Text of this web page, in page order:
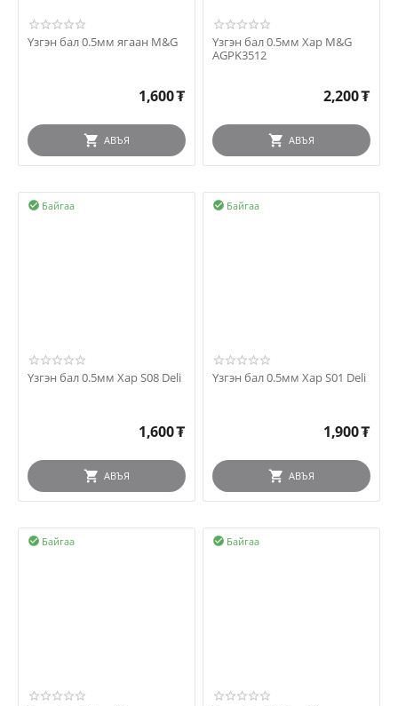
Үзгэн бал 0.5мм ягаан M&G
1,600₮
АВЪЯ
Үзгэн бал 0.5мм Хар M&G
AGPK3512
2,200₮
АВЪЯ
Байгаа

Үзгэн бал 0.5мм Хар S08 Deli
1,600₮
АВЪЯ
Байгаа

Үзгэн бал 0.5мм Хар S01 Deli
1,900₮
АВЪЯ
Байгаа
 Байгаа
